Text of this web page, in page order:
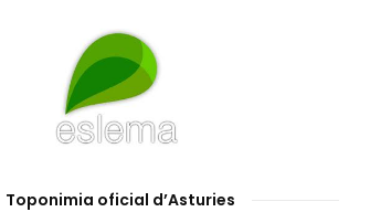
Toponimia oficial d’Asturies